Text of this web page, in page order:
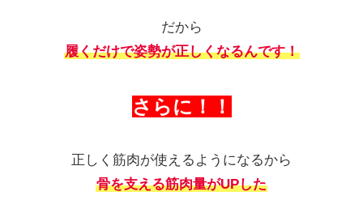
だから
履くだけで姿勢が正しくなるんです！
さらに！！
正しく筋肉が使えるようになるから
骨を支える筋肉量がUPした